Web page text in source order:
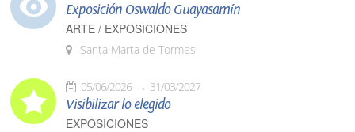
Exposición Oswaldo Guayasamín
ARTE / EXPOSICIONES
Santa Marta de Tormes
05/06/2026 31/03/2027
Visibilizar lo elegido
EXPOSICIONES